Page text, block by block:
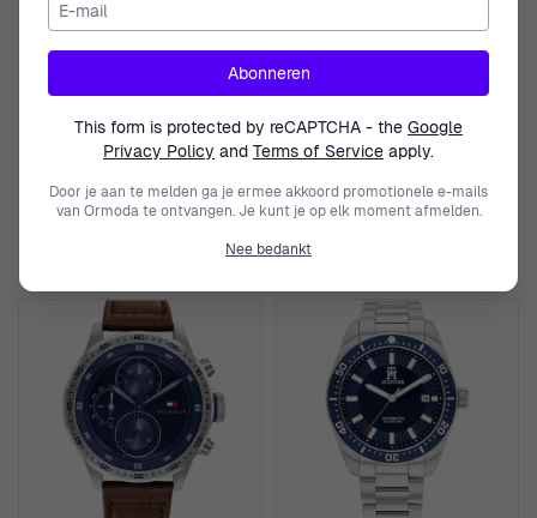
TOMMY HILFIGER
Multi Dial 'Herald' Heren
€ 134,95
TOMMY HILFIGER
Analoog 'Shane' Heren Horloge
€ 109,95
Abonneren
This form is protected by reCAPTCHA - the Google
Privacy Policy and Terms of Service apply.
Door je aan te melden ga je ermee akkoord promotionele e-mails
van Ormoda te ontvangen. Je kunt je op elk moment afmelden.
Nee bedankt